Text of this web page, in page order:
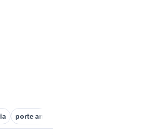
porte arredamento Avellino provincia